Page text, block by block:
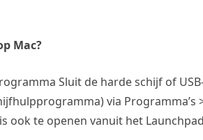
Mac?
Sluit de harde schijf of
via Programma’s
ook te openen vanuit het